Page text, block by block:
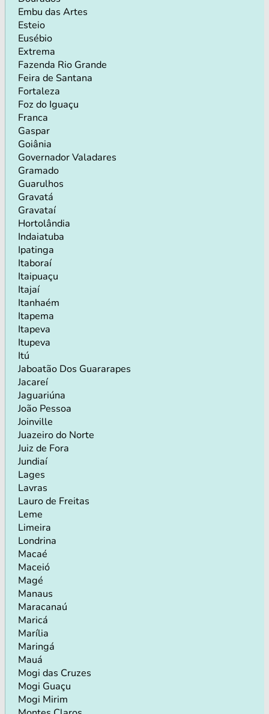
Embu das Artes
Esteio
Eusébio
Extrema
Fazenda Rio Grande
Feira de Santana
Fortaleza
Foz do Iguaçu
Franca
Gaspar
Goiânia
Governador Valadares
Gramado
Guarulhos
Gravatá
Gravataí
Hortolândia
Indaiatuba
Ipatinga
Itaboraí
Itaipuaçu
Itajaí
Itanhaém
Itapema
Itapeva
Itupeva
Itú
Jaboatão Dos Guararapes
Jacareí
Jaguariúna
João Pessoa
Joinville
Juazeiro do Norte
Juiz de Fora
Jundiaí
Lages
Lavras
Lauro de Freitas
Leme
Limeira
Londrina
Macaé
Maceió
Magé
Manaus
Maracanaú
Maricá
Marília
Maringá
Mauá
Mogi das Cruzes
Mogi Guaçu
Mogi Mirim